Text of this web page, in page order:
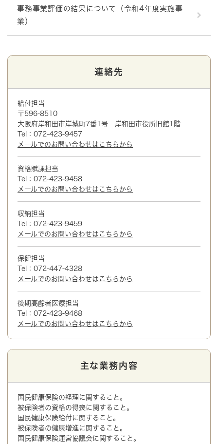
事務事業評価の結果について（令和4年度実施事
業）
連絡先
給付担当
〒596-8510
大阪府岸和田市岸城町7番1号 岸和田市役所旧館1階
Tel：072-423-9457
メールでのお問い合わせはこちらから
資格賦課担当
Tel：072-423-9458
メールでのお問い合わせはこちらから
収納担当
Tel：072-423-9459
メールでのお問い合わせはこちらから
保健担当
Tel：072-447-4328
メールでのお問い合わせはこちらから
後期高齢者医療担当
Tel：072-423-9468
メールでのお問い合わせはこちらから
主な業務内容
国民健康保険の経理に関すること。
被保険者の資格の得喪に関すること。
国民健康保険給付に関すること。
被保険者の健康増進に関すること。
国民健康保険運営協議会に関すること。